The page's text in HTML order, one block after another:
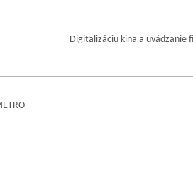
Digitalizáciu kina a uvádzanie